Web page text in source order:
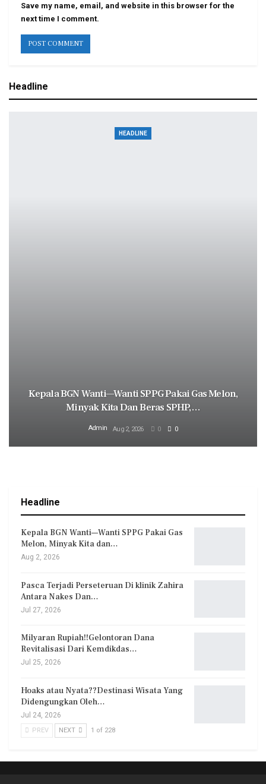
Save my name, email, and website in this browser for the
next time I comment.
Headline
HEADLINE
Kepala BGN Wanti—Wanti SPPG Pakai Gas Melon,
Minyak Kita Dan Beras SPHP,…
Admin Aug 2, 2026 0 0
Headline
Kepala BGN Wanti—Wanti SPPG Pakai Gas
Melon, Minyak Kita dan…
Aug 2, 2026
Pasca Terjadi Perseteruan Di klinik Zahira
Antara Nakes Dan…
Jul 27, 2026
Milyaran Rupiah!!Gelontoran Dana
Revitalisasi Dari Kemdikdas…
Jul 25, 2026
Hoaks atau Nyata??Destinasi Wisata Yang
Didengungkan Oleh…
Jul 24, 2026
PREV NEXT 1 of 228